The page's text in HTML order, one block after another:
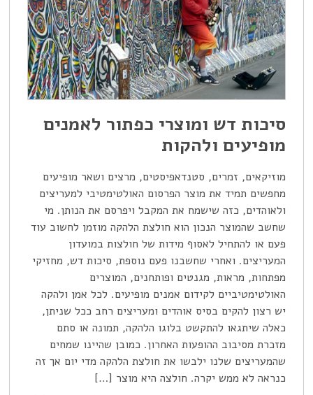
סיכות דש ומוצרי כפתור לאמנים
מופיעים ולהקות
מוזיקאים, זמרים, סטנדאפיסטים, מרצים ושאר מופיעים
מחפשים תמיד את מוצר הפרסום האולטימטיבי למעריצים
ולאוהדים, כזה שישמח את המקבל ויפרסם את הנותן. מי
שחשב שהמוצר הנכון הוא חולצת הלהקה מוזמן לחשוב עוד
פעם או להתחיל לאסוף מידות של חולצות במועדון
המעריצים. ואחרי שחשבנו פעם נוספת, סיכות דש, מחזיקי
מפתחות, מראות, מגנטים ופותחנים, המוצרים
האולטימטיביים לקידום אמנים מופיעים. לכל אמן ולהקה
יש רצון להקים בסיס אוהדים ומעריצים רחב ככל שניתן,
כאלה שיתגאו להתקשט בלוגו הלהקה, תמונה או סתם
מזכרת מסיבוב ההופעות האחרון. כמובן שהיינו שמחים
שהמעריצים שלנו ילבשו את חולצת הלהקה מדי יום אך זה
כנראה לא ממש יקרה. חולצה היא מוצר […]